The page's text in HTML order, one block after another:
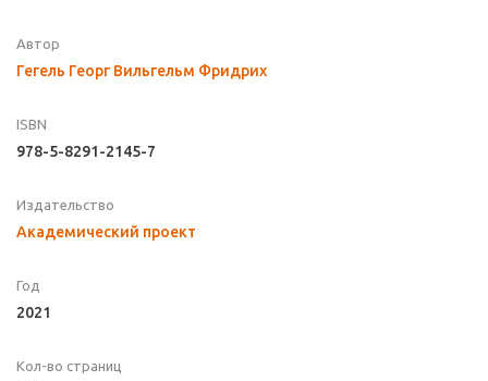
Автор
Гегель Георг Вильгельм Фридрих
ISBN
978-5-8291-2145-7
Издательство
Академический проект
Год
2021
Кол-во страниц